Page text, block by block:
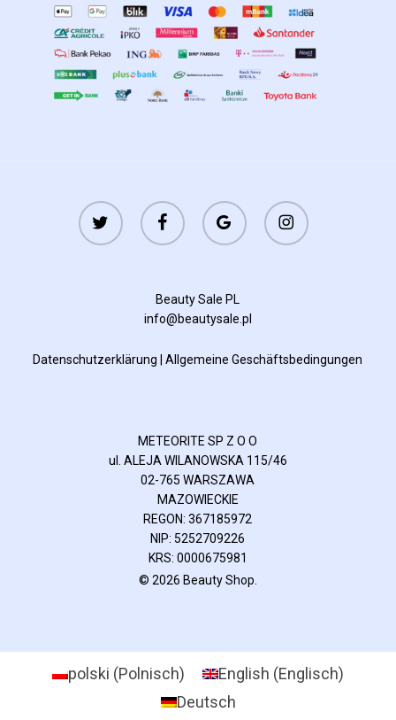
twitter facebook
google-
plus
instagram
Beauty Sale PL
info@beautysale.pl
Datenschutzerklärung |Allgemeine Geschäftsbedingungen
METEORITE SP Z O O
ul. ALEJA WILANOWSKA 115/46
02-765 WARSZAWA
MAZOWIECKIE
REGON: 367185972
NIP: 5252709226
KRS: 0000675981
© 2026 Beauty Shop.
polski (Polnisch) English (Englisch)
Deutsch